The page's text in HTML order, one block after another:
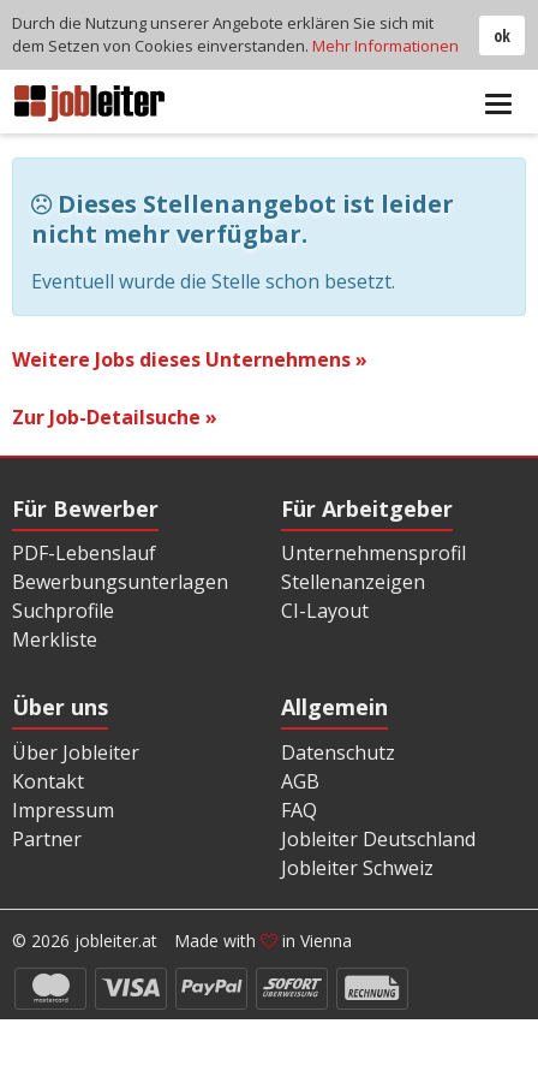
Dieses Stellenangebot ist leider
nicht mehr verfügbar.
Eventuell wurde die Stelle schon besetzt.
Weitere Jobs dieses Unternehmens »
Zur Job-Detailsuche »
Für Bewerber
PDF-Lebenslauf
Bewerbungsunterlagen
Suchprofile
Merkliste
Für Arbeitgeber
Unternehmensprofil
Stellenanzeigen
CI-Layout
Über uns
Über Jobleiter
Kontakt
Impressum
Partner
Allgemein
Datenschutz
AGB
FAQ
Jobleiter Deutschland
Jobleiter Schweiz
© 2026 jobleiter.at Made with in Vienna
ok
Durch die Nutzung unserer Angebote erklären Sie sich mit
dem Setzen von Cookies einverstanden. Mehr Informationen